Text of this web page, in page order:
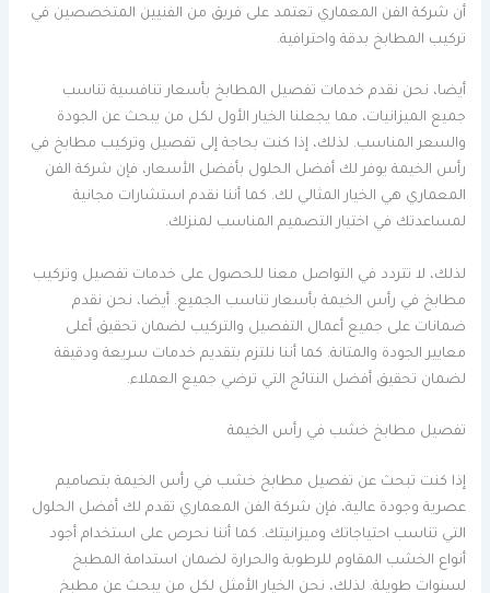
أن شركة الفن المعماري تعتمد على فريق من الفنيين المتخصصين في
تركيب المطابخ بدقة واحترافية.
أيضا، نحن نقدم خدمات تفصيل المطابخ بأسعار تنافسية تناسب
جميع الميزانيات، مما يجعلنا الخيار الأول لكل من يبحث عن الجودة
والسعر المناسب. لذلك، إذا كنت بحاجة إلى تفصيل وتركيب مطابخ في
رأس الخيمة يوفر لك أفضل الحلول بأفضل الأسعار، فإن شركة الفن
المعماري هي الخيار المثالي لك. كما أننا نقدم استشارات مجانية
لمساعدتك في اختيار التصميم المناسب لمنزلك.
لذلك، لا تتردد في التواصل معنا للحصول على خدمات تفصيل وتركيب
مطابخ في رأس الخيمة بأسعار تناسب الجميع. أيضا، نحن نقدم
ضمانات على جميع أعمال التفصيل والتركيب لضمان تحقيق أعلى
معايير الجودة والمتانة. كما أننا نلتزم بتقديم خدمات سريعة ودقيقة
لضمان تحقيق أفضل النتائج التي ترضي جميع العملاء.
تفصيل مطابخ خشب في رأس الخيمة
إذا كنت تبحث عن تفصيل مطابخ خشب في رأس الخيمة بتصاميم
عصرية وجودة عالية، فإن شركة الفن المعماري تقدم لك أفضل الحلول
التي تناسب احتياجاتك وميزانيتك. كما أننا نحرص على استخدام أجود
أنواع الخشب المقاوم للرطوبة والحرارة لضمان استدامة المطبخ
لسنوات طويلة. لذلك، نحن الخيار الأمثل لكل من يبحث عن مطبخ